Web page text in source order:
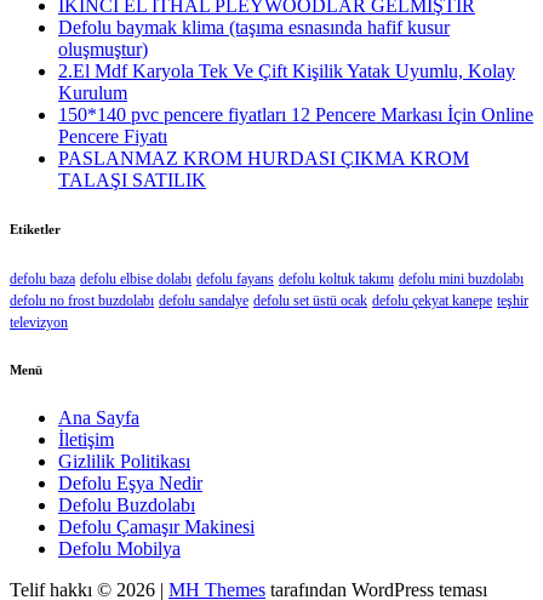
İKİNCİ EL İTHAL PLEYWOODLAR GELMİŞTİR
Defolu baymak klima (taşıma esnasında hafif kusur
oluşmuştur)
2.El Mdf Karyola Tek Ve Çift Kişilik Yatak Uyumlu, Kolay
Kurulum
150*140 pvc pencere fiyatları 12 Pencere Markası İçin Online
Pencere Fiyatı
PASLANMAZ KROM HURDASI ÇIKMA KROM
TALAŞI SATILIK
Etiketler
defolu baza defolu elbise dolabı defolu fayans defolu koltuk takımı defolu mini buzdolabı
defolu no frost buzdolabı defolu sandalye defolu set üstü ocak defolu çekyat kanepe teşhir
televizyon
Menü
Ana Sayfa
İletişim
Gizlilik Politikası
Defolu Eşya Nedir
Defolu Buzdolabı
Defolu Çamaşır Makinesi
Defolu Mobilya
Telif hakkı © 2026 | MH Themes tarafından WordPress teması